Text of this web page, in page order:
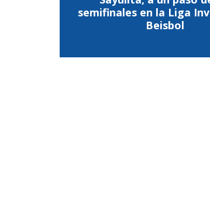
semifinales en la Liga
Beisbol